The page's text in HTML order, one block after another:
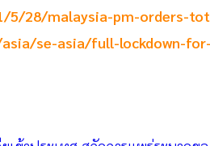
5/28/malaysia-pm-orders-
se-asia/full-lockdown-